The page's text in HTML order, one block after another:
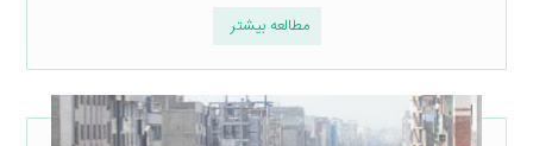
مطالعه بیشتر